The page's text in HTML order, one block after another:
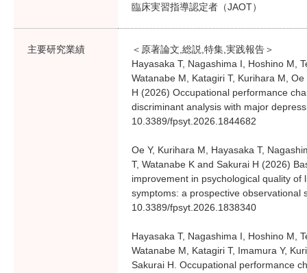
臨床実習指導認定者（JAOT）
主要研究業績
＜原著論文,総説,特集,実践報告＞
Hayasaka T, Nagashima I, Hoshino M,
Watanabe M, Katagiri T, Kurihara M,
H (2026) Occupational performance
discriminant analysis with major
10.3389/fpsyt.2026.1844682
Oe Y, Kurihara M, Hayasaka T,
T, Watanabe K and Sakurai H (2026)
improvement in psychological quality
symptoms: a prospective observational
10.3389/fpsyt.2026.1838340
Hayasaka T, Nagashima I, Hoshino M,
Watanabe M, Katagiri T, Imamura Y,
Sakurai H. Occupational performance